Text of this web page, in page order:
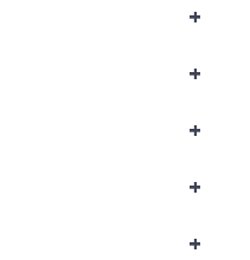
+
+
+
+
+